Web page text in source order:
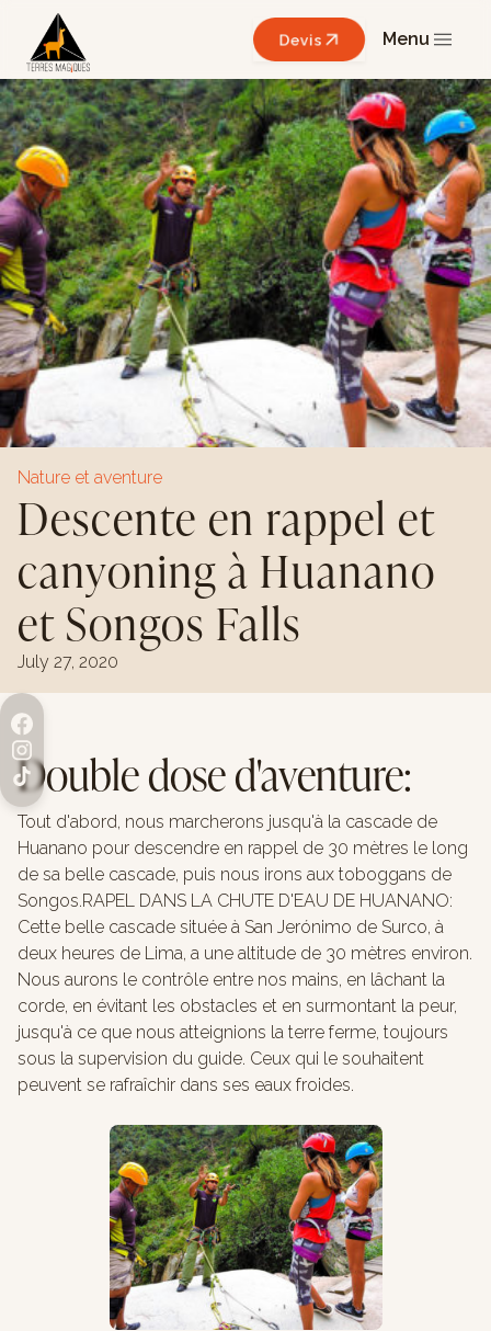
Devis Menu
Nature et aventure
Descente en rappel et
canyoning à Huanano
et Songos Falls
July 27, 2020
Double dose d'aventure:
Tout d'abord, nous marcherons jusqu'à la cascade de
Huanano pour descendre en rappel de 30 mètres le long
de sa belle cascade, puis nous irons aux toboggans de
Songos.RAPEL DANS LA CHUTE D'EAU DE HUANANO:
Cette belle cascade située à San Jerónimo de Surco, à
deux heures de Lima, a une altitude de 30 mètres environ.
Nous aurons le contrôle entre nos mains, en lâchant la
corde, en évitant les obstacles et en surmontant la peur,
jusqu'à ce que nous atteignions la terre ferme, toujours
sous la supervision du guide. Ceux qui le souhaitent
peuvent se rafraîchir dans ses eaux froides.